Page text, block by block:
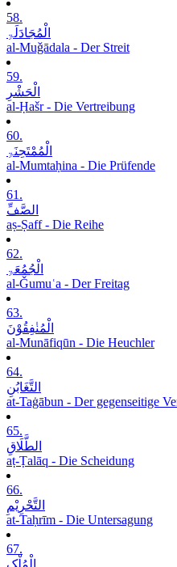
58.
الْمُجَادَلَۃِ
al-Muǧādala - Der Streit
59.
الْحَشْرِ
al-Ḥašr - Die Vertreibung
60.
الْمُمْتَحِنَۃِ
al-Mumtaḥina - Die Prüfende
61.
الصَّفِّ
aṣ-Ṣaff - Die Reihe
62.
الْجُمُعَۃِ
al-Ǧumuʿa - Der Freitag
63.
الْمُنٰفِقُوْنَ
al-Munāfiqūn - Die Heuchler
64.
التَّغَابُنِ
at-Taġābun - Der gegenseitige
65.
الطَّلَاقِ
aṭ-Ṭalāq - Die Scheidung
66.
التَّحْرِیْمِ
at-Taḥrīm - Die Untersagung
67.